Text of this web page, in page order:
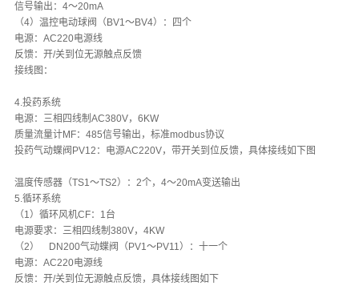
信号输出：4～20mA
（4）温控电动球阀（BV1～BV4）：四个
电源：AC220电源线
反馈：开/关到位无源触点反馈
接线图：
4.投药系统
电源：三相四线制AC380V，6KW
质量流量计MF：485信号输出，标准modbus协议
投药气动蝶阀PV12：电源AC220V，带开关到位反馈，具体接线如下图
温度传感器（TS1～TS2）：2个，4～20mA变送输出
5.循环系统
（1）循环风机CF：1台
电源要求：三相四线制380V，4KW
（2）
DN200气动蝶阀（PV1～PV11）：十一个
电源：AC220电源线
反馈：开/关到位无源触点反馈，具体接线图如下